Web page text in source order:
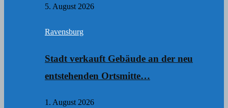
5. August 2026
Ravensburg
Stadt verkauft Gebäude an der neu
entstehenden Ortsmitte…
1. August 2026